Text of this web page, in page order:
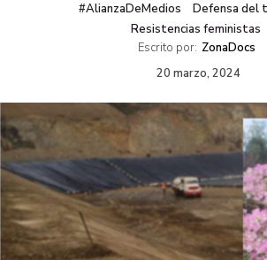
#AlianzaDeMedios
Defensa del
Resistencias feministas
Escrito por: ZonaDocs
20 marzo, 2024